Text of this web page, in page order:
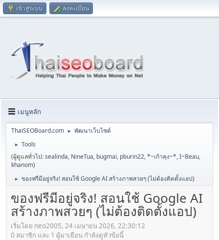
เข้าสู่ระบบ ลงทะเบียน
เมนูหลัก
ThaiSEOBoard.com ► พัฒนาเว็บไซต์
►
Tools
(ผู้ดูแลทั่วไป:sealinda, NineTua, bugmai, pburin22,*~เก้าคุง~*,I~Beau,
khanom)
► ของฟรีมีอยู่จริง! สอนใช้ Google AI สร้างภาพสวยๆ (ไม่ต้องติดตั้งแอป)
ของฟรีมีอยู่จริง! สอนใช้ Google AI
สร้างภาพสวยๆ (ไม่ต้องติดตั้งแอป)
เริ่มโดย neo2005, 24 เมษายน 2026, 22:30:12
0 สมาชิก และ 1 ผู้มาเยือน กำลังดูหัวข้อนี้